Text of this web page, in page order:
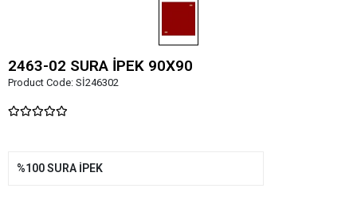
2463-02 SURA İPEK 90X90
Product Code: Sİ246302
%100 SURA İPEK